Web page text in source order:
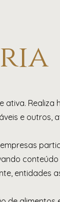
ativa. Realiza
e outros,
entidades